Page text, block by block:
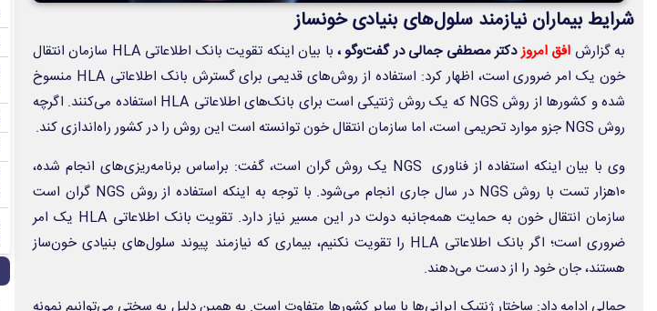
شرایط بیماران نیازمند سلول‌های بنیادی خونساز
به گزارش افق امروزدکتر مصطفی جمالی در گفت‌وگو ،
با بیان اینکه تقویت بانک اطلاعاتی HLA سازمان انتقال
خون یک امر ضروری است، اظهار کرد: استفاده از روش‌های قدیمی برای گسترش بانک اطلاعاتی HLA منسوخ
شده و کشورها از روش NGS که یک روش ژنتیکی است برای بانک‌های اطلاعاتی HLA استفاده می‌کنند. اگرچه
روش NGS جزو موارد تحریمی است، اما سازمان انتقال خون توانسته است این روش را در کشور راه‌اندازی کند.
وی با بیان اینکه استفاده از فناوری NGS یک روش گران است، گفت: براساس برنامه‌ریزی‌های انجام شده،
۱۰هزار تست با روش NGS در سال جاری انجام می‌شود. با توجه به اینکه استفاده از روش NGS گران است
سازمان انتقال خون به حمایت همه‌جانبه دولت در این مسیر نیاز دارد. تقویت بانک اطلاعاتی HLA یک امر
ضروری است؛ اگر بانک اطلاعاتی HLA را تقویت نکنیم، بیماری که نیازمند پیوند سلول‌های بنیادی خون‌ساز
هستند، جان خود را از دست می‌دهند.